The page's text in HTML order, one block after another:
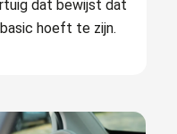
dat bewijst dat
hoeft te zijn.